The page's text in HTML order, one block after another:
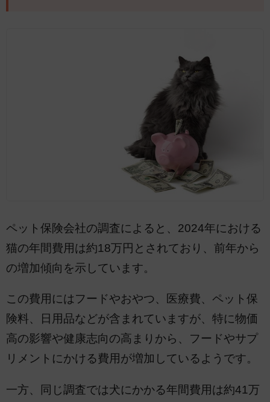
ペット保険会社の調査によると、2024年における
猫の年間費用は約18万円とされており、前年から
の増加傾向を示しています。
この費用にはフードやおやつ、医療費、ペット保
険料、日用品などが含まれていますが、特に物価
高の影響や健康志向の高まりから、フードやサプ
リメントにかける費用が増加しているようです。
一方、同じ調査では犬にかかる年間費用は約41万